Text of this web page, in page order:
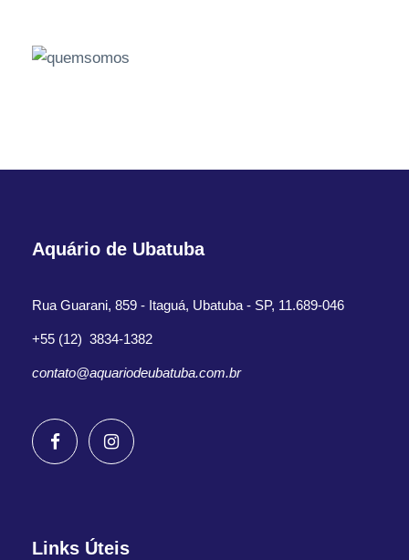
Aquário de Ubatuba
Rua Guarani, 859 - Itaguá, Ubatuba - SP, 11.689-046
+55 (12) 3834-1382
contato@aquariodeubatuba.com.br
Links Úteis